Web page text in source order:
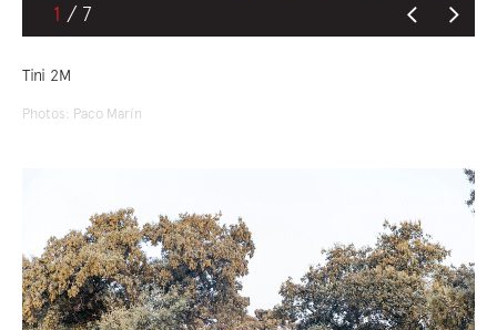
1
Tini 2M
Photos: Paco Marín